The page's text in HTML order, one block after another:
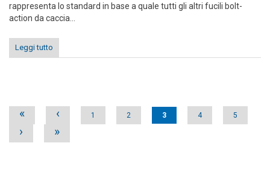
rappresenta lo standard in base a quale tutti gli altri fucili bolt-
action da caccia...
Leggi tutto
Pages
« ‹ 1 2 3 4 5
› »